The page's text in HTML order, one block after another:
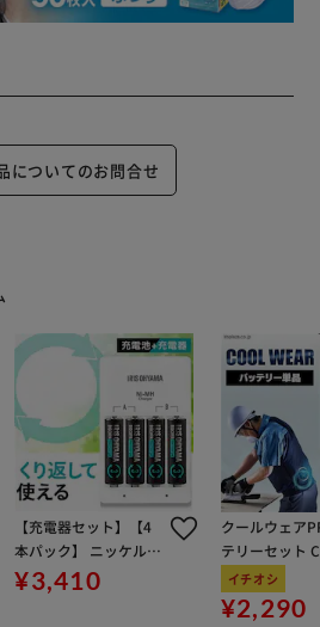
についてのお問合せ
【充電器セット】【4
本パック】 ニッケル水
素電池 単3形 ビックキ
ャパ リチャージ BCR-S
¥3,410
クールウェア
テリーセット
グレー
イチオシ
¥2,290